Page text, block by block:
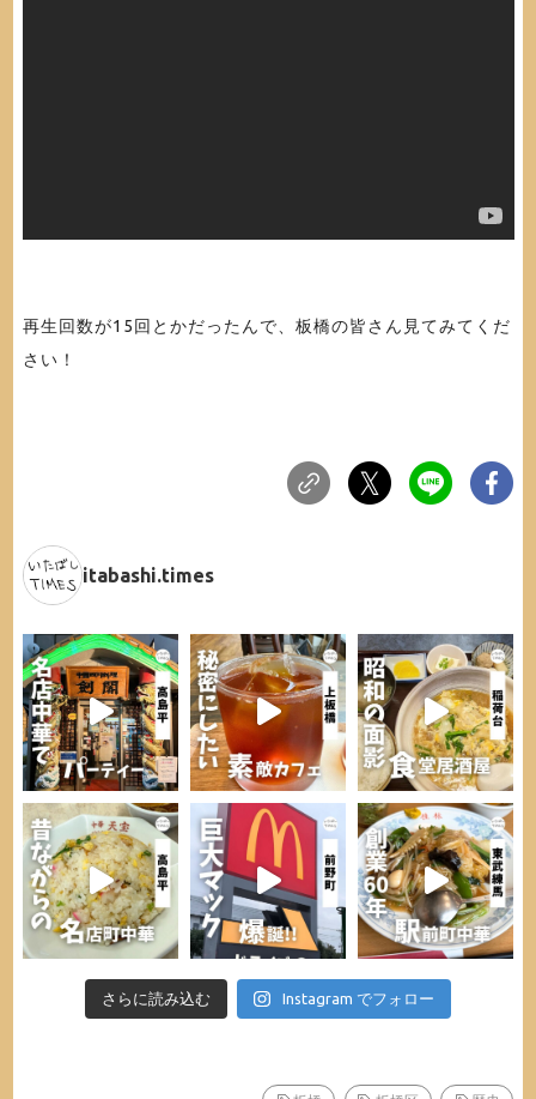
再生回数が15回とかだったんで、板橋の皆さん見てみてくだ
さい！
itabashi.times
さらに読み込む Instagram でフォロー